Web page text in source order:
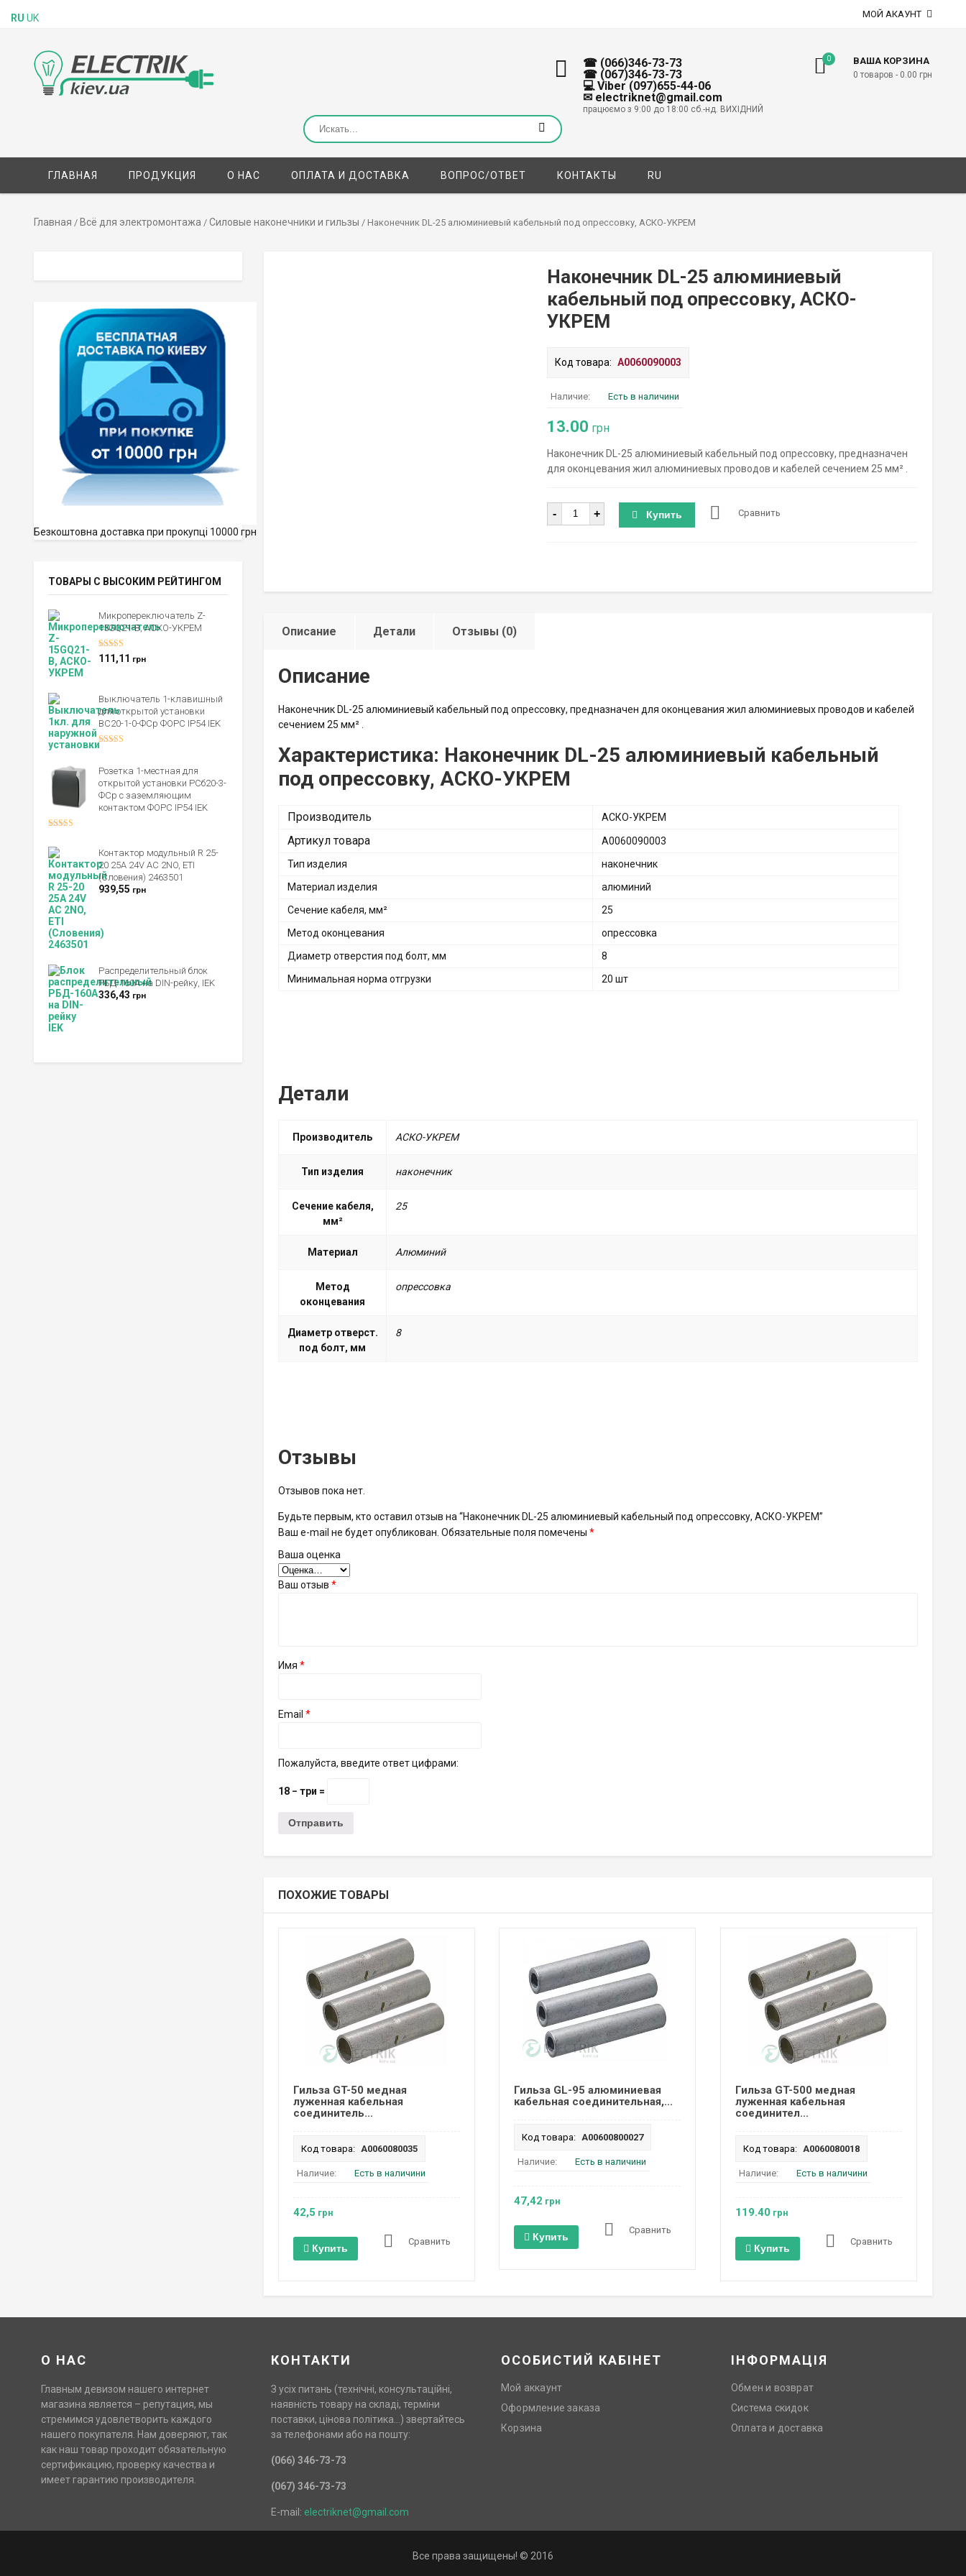
МОЙ АКАУНТ
0 ВАША КОРЗИНА
0 товаров - 0.00 грн
☎ (066)346-73-73
☎ (067)346-73-73
💻 Viber (097)655-44-06
✉ electriknet@gmail.com
працюємо з 9:00 до 18:00 сб.-нд. ВИХІДНИЙ
ГЛАВНАЯ ПРОДУКЦИЯ О НАС ОПЛАТА И ДОСТАВКА ВОПРОС/ОТВЕТ КОНТАКТЫ RU
Главная / Всё для электромонтажа / Силовые наконечники и гильзы / Наконечник DL-25 алюминиевый кабельный под опрессовку, АСКО-УКРЕМ
Наконечник DL-25 алюминиевый
кабельный под опрессовку, АСКО-
УКРЕМ
Код товара: A0060090003
Наличие: Есть в наличини
13.00 грн
Наконечник DL-25 алюминиевый кабельный под опрессовку, предназначен
для оконцевания жил алюминиевых проводов и кабелей сечением 25 мм² .
Количество
- + Купить Сравнить
Описание Детали Отзывы (0)
Описание
Наконечник DL-25 алюминиевый кабельный под опрессовку, предназначен для оконцевания жил алюминиевых проводов и кабелей
сечением 25 мм² .
Характеристика: Наконечник DL-25 алюминиевый кабельный
под опрессовку, АСКО-УКРЕМ
Производитель АСКО-УКРЕМ
Артикул товара
A0060090003
Тип изделия
наконечник
Материал изделия
алюминий
Сечение кабеля, мм²
25
Метод оконцевания
опрессовка
Диаметр отверстия под болт, мм
8
Минимальная норма отгрузки
20 шт
Детали
Производитель АСКО-УКРЕМ
Тип изделия наконечник
Сечение кабеля,
мм²
25
Материал Алюминий
Метод
оконцевания
опрессовка
Диаметр отверст.
под болт, мм
8
Отзывы
Отзывов пока нет.
Будьте первым, кто оставил отзыв на “Наконечник DL-25 алюминиевый кабельный под опрессовку, АСКО-УКРЕМ”
Ваш e-mail не будет опубликован. Обязательные поля помечены *
Ваша оценка
Ваш отзыв *
Имя *
Email *
Пожалуйста, введите ответ цифрами:
18 − три =
ПОХОЖИЕ ТОВАРЫ
Гильза GT-50 медная
луженная кабельная
соединитель...
Код товара: A0060080035
Наличие: Есть в наличини
42,5 грн
Купить
Сравнить
Гильза GL-95 алюминиевая
кабельная соединительная,...
Код товара: A00600800027
Наличие: Есть в наличини
47,42 грн
Купить
Сравнить
Гильза GT-500 медная
луженная кабельная
соединител...
Код товара: A0060080018
Наличие: Есть в наличини
119.40 грн
Купить
Сравнить
Безкоштовна доставка при прокупці 10000 грн
ТОВАРЫ С ВЫСОКИМ РЕЙТИНГОМ
Микропереключатель Z-
15GQ21-B, АСКО-УКРЕМ
Оценка5.00
из 5
111,11 грн
Выключатель 1-клавишный
для открытой установки
ВС20-1-0-ФСр ФОРС IP54 IEK
Розетка 1-местная для
открытой установки РСб20-3-
ФСр с заземляющим
контактом ФОРС IP54 IEK
4.00
Контактор модульный R 25-
20 25A 24V AC 2NO, ETI
(Словения) 2463501
939,55 грн
Распределительный блок
РБД-160А на DIN-рейку, IEK
336,43 грн
О НАС
Главным девизом нашего интернет
магазина является – репутация, мы
стремимся удовлетворить каждого
нашего покупателя. Нам доверяют, так
как наш товар проходит обязательную
сертификацию, проверку качества и
имеет гарантию производителя.
КОНТАКТИ
З усіх питань (технічні, консультаційні,
наявність товару на складі, терміни
поставки, цінова політика…) звертайтесь
за телефонами або на пошту:
(066) 346-73-73
(067) 346-73-73
E-mail: electriknet@gmail.com
ОСОБИСТИЙ КАБІНЕТ
Мой аккаунт
Оформление заказа
Корзина
ІНФОРМАЦІЯ
Обмен и возврат
Система скидок
Оплата и доставка
Все права защищены! © 2016
RU UK